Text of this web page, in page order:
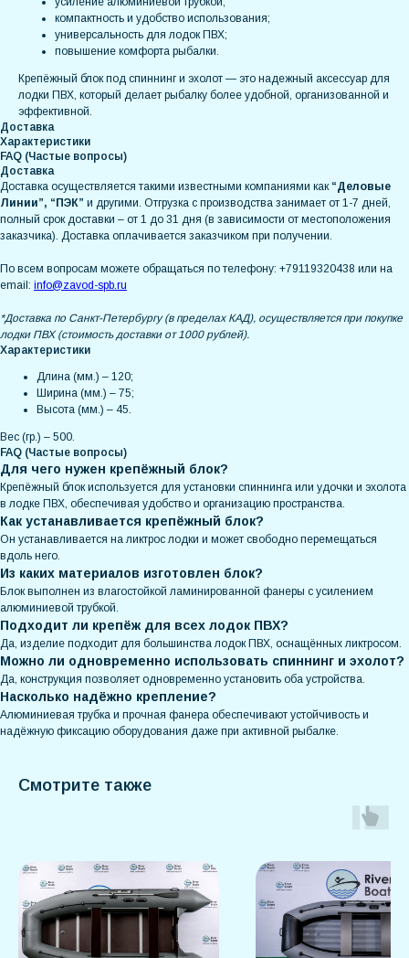
компактность и удобство использования;
универсальность для лодок ПВХ;
повышение комфорта рыбалки.
Крепёжный блок под спиннинг и эхолот — это надежный аксессуар для
лодки ПВХ, который делает рыбалку более удобной, организованной и
эффективной.
Доставка
Характеристики
FAQ (Частые вопросы)
Доставка
Доставка осуществляется такими известными компаниями как “Деловые
Линии”, “ПЭК” и другими. Отгрузка с производства занимает от 1-7 дней,
полный срок доставки – от 1 до 31 дня (в зависимости от местоположения
заказчика). Доставка оплачивается заказчиком при получении.
По всем вопросам можете обращаться по телефону: +79119320438 или на
email: info@zavod-spb.ru
*Доставка по Санкт-Петербургу (в пределах КАД), осуществляется при покупке
лодки ПВХ (стоимость доставки от 1000 рублей).
Характеристики
Длина (мм.) – 120;
Ширина (мм.) – 75;
Высота (мм.) – 45.
Вес (гр.) – 500.
FAQ (Частые вопросы)
Для чего нужен крепёжный блок?
Крепёжный блок используется для установки спиннинга или удочки и эхолота
в лодке ПВХ, обеспечивая удобство и организацию пространства.
Как устанавливается крепёжный блок?
Он устанавливается на ликтрос лодки и может свободно перемещаться
вдоль него.
Из каких материалов изготовлен блок?
Блок выполнен из влагостойкой ламинированной фанеры с усилением
алюминиевой трубкой.
Подходит ли крепёж для всех лодок ПВХ?
Да, изделие подходит для большинства лодок ПВХ, оснащённых ликтросом.
Можно ли одновременно использовать спиннинг и эхолот?
Да, конструкция позволяет одновременно установить оба устройства.
Насколько надёжно крепление?
Алюминиевая трубка и прочная фанера обеспечивают устойчивость и
надёжную фиксацию оборудования даже при активной рыбалке.
Смотрите также